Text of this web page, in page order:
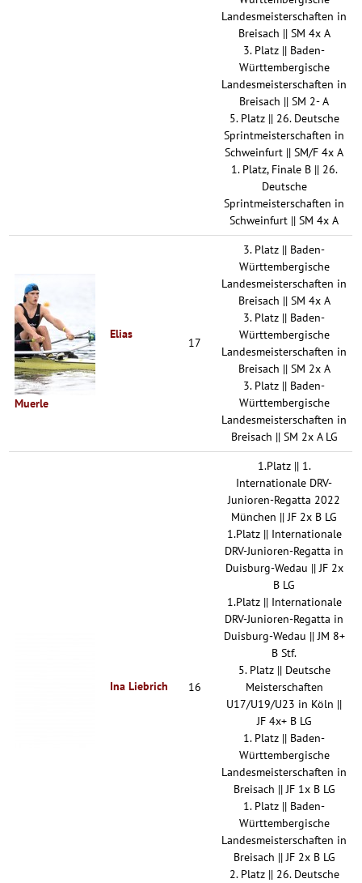
Landesmeisterschaften in
Breisach || SM 4x A
3. Platz || Baden-
Württembergische
Landesmeisterschaften in
Breisach || SM 2- A
5. Platz || 26. Deutsche
Sprintmeisterschaften in
Schweinfurt || SM/F 4x A
1. Platz, Finale B || 26.
Deutsche
Sprintmeisterschaften in
Schweinfurt || SM 4x A
Elias
Muerle
17
3. Platz || Baden-
Württembergische
Landesmeisterschaften in
Breisach || SM 4x A
3. Platz || Baden-
Württembergische
Landesmeisterschaften in
Breisach || SM 2x A
3. Platz || Baden-
Württembergische
Landesmeisterschaften in
Breisach || SM 2x A LG
Ina Liebrich 16
1.Platz || 1.
Internationale DRV-
Junioren-Regatta 2022
München || JF 2x B LG
1.Platz || Internationale
DRV-Junioren-Regatta in
Duisburg-Wedau || JF 2x
B LG
1.Platz || Internationale
DRV-Junioren-Regatta in
Duisburg-Wedau || JM 8+
B Stf.
5. Platz || Deutsche
Meisterschaften
U17/U19/U23 in Köln ||
JF 4x+ B LG
1. Platz || Baden-
Württembergische
Landesmeisterschaften in
Breisach || JF 1x B LG
1. Platz || Baden-
Württembergische
Landesmeisterschaften in
Breisach || JF 2x B LG
2. Platz || 26. Deutsche